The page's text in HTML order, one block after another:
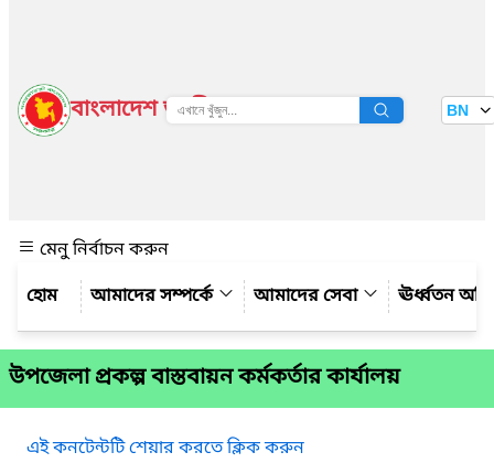
বাংলাদেশ জাতীয় তথ্য বাতায়ন BN
মেনু নির্বাচন করুন
আমাদের সম্পর্কে
আমাদের সেবা ঊর্ধ্বতন
উপজেলা প্রকল্প বাস্তবায়ন কর্মকর্তার কার্যালয়
এই কনটেন্টটি শেয়ার করতে ক্লিক করুন